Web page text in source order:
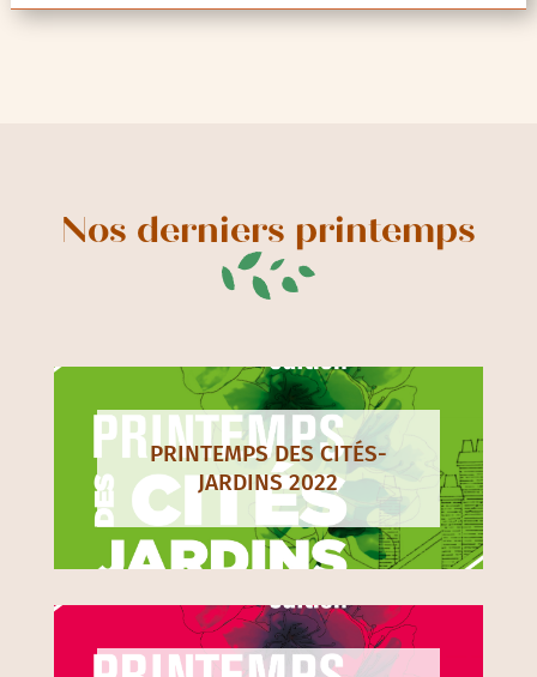
Nos derniers printemps
PRINTEMPS DES CITÉS-
JARDINS 2022